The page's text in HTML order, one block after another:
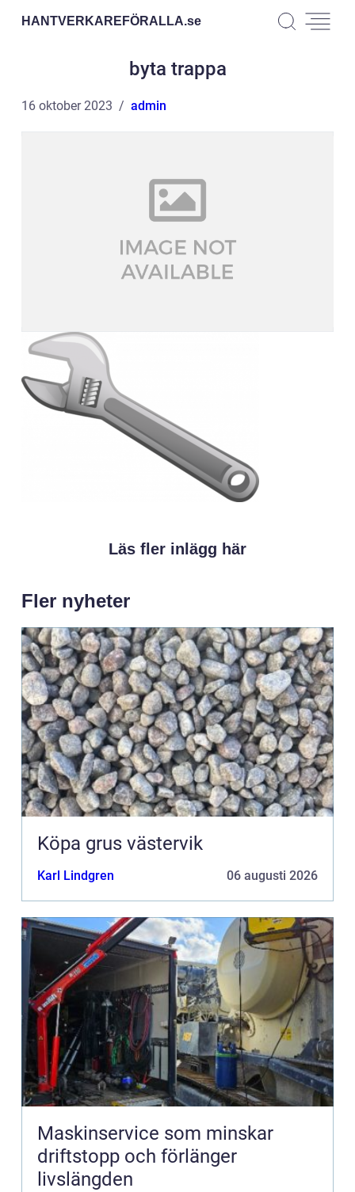
HANTVERKAREFÖRALLA.se
byta trappa
16 oktober 2023 admin
Läs fler inlägg här
Fler nyheter
Köpa grus västervik
Karl Lindgren 06 augusti 2026
Maskinservice som minskar
driftstopp och förlänger
livslängden